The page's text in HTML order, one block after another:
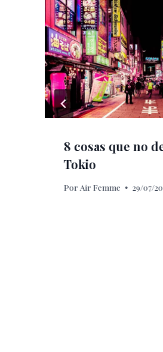
8 cosas que no
Tokio
Por Air Femme 29/07/